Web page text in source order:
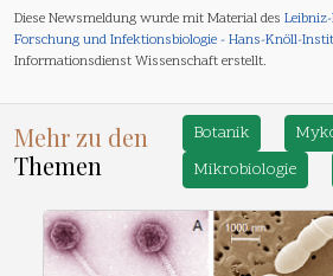
Diese Newsmeldung wurde mit Material des
Forschung und Infektionsbiologie - Hans-Knöll-
Informationsdienst Wissenschaft erstellt.
Mehr zu den
Themen
Botanik
Mikrobiologie